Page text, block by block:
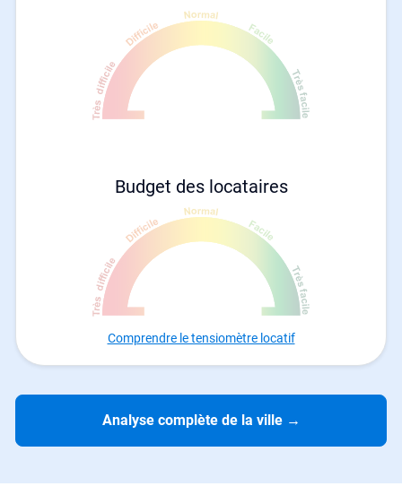
Budget des locataires
Comprendre le tensiomètre locatif
Analyse complète de la ville →